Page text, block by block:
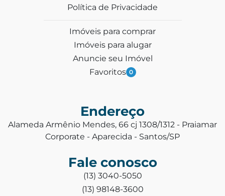
Política de Privacidade
Imóveis para comprar
Imóveis para alugar
Anuncie seu Imóvel
Favoritos 0
Endereço
Alameda Armênio Mendes, 66 cj 1308/1312 - Praiamar
Corporate - Aparecida - Santos/SP
Fale conosco
(13) 3040-5050
(13) 98148-3600